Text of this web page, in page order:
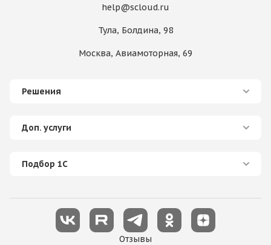
help@scloud.ru
Тула, Болдина, 98
Москва, Авиамоторная, 69
Решения
Доп. услуги
Подбор 1С
Отзывы